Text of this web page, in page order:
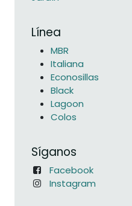
Línea
MBR
Italiana
Econosillas
Black
Lagoon
Colos
Síganos
Facebook
Instagram